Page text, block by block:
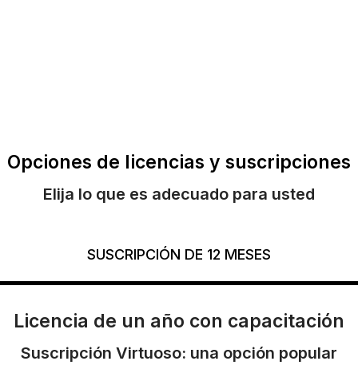
Opciones de licencias y suscripciones
Elija lo que es adecuado para usted
SUSCRIPCIÓN DE 12 MESES
Licencia de un año con capacitación
Suscripción Virtuoso: una opción popular